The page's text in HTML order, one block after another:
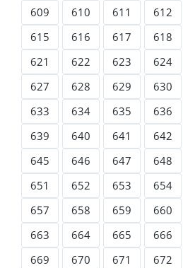
609
610 611 612
615
616 617 618
621
622 623 624
627
628 629 630
633
634 635 636
639
640 641 642
645
646 647 648
651
652 653 654
657
658 659 660
663
664 665 666
669
670 671 672